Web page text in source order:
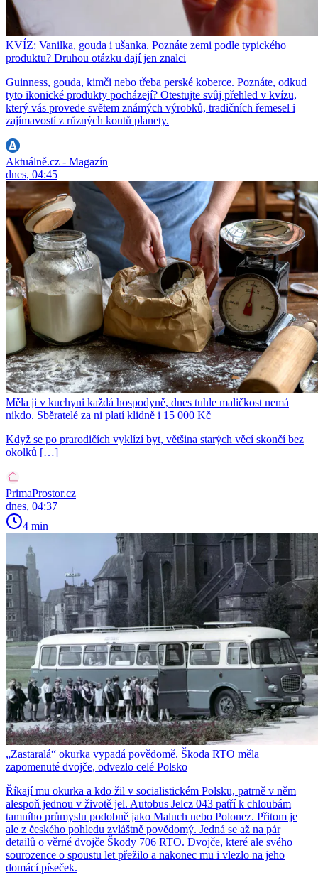
KVÍZ: Vanilka, gouda i ušanka. Poznáte zemi podle typického
produktu? Druhou otázku dají jen znalci
Guinness, gouda, kimči nebo třeba perské koberce. Poznáte, odkud
tyto ikonické produkty pocházejí? Otestujte svůj přehled v kvízu,
který vás provede světem známých výrobků, tradičních řemesel i
zajímavostí z různých koutů planety.
Aktuálně.cz - Magazín
dnes, 04:45
Měla ji v kuchyni každá hospodyně, dnes tuhle maličkost nemá
nikdo. Sběratelé za ni platí klidně i 15 000 Kč
Když se po prarodičích vyklízí byt, většina starých věcí skončí bez
okolků […]
PrimaProstor.cz
dnes, 04:37
4 min
„Zastaralá“ okurka vypadá povědomě. Škoda RTO měla
zapomenuté dvojče, odvezlo celé Polsko
Říkají mu okurka a kdo žil v socialistickém Polsku, patrně v něm
alespoň jednou v životě jel. Autobus Jelcz 043 patří k chloubám
tamního průmyslu podobně jako Maluch nebo Polonez. Přitom je
ale z českého pohledu zvláštně povědomý. Jedná se až na pár
detailů o věrné dvojče Škody 706 RTO. Dvojče, které ale svého
sourozence o spoustu let přežilo a nakonec mu i vlezlo na jeho
domácí píseček.